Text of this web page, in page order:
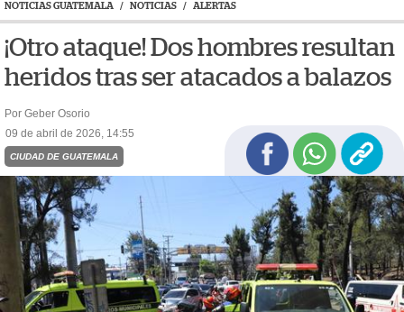
NOTICIAS GUATEMALA / NOTICIAS / ALERTAS
¡Otro ataque! Dos hombres resultan
heridos tras ser atacados a balazos
Por Geber Osorio
09 de abril de 2026, 14:55
CIUDAD DE GUATEMALA